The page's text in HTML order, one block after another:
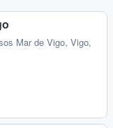
Mar de Vigo, Vigo,